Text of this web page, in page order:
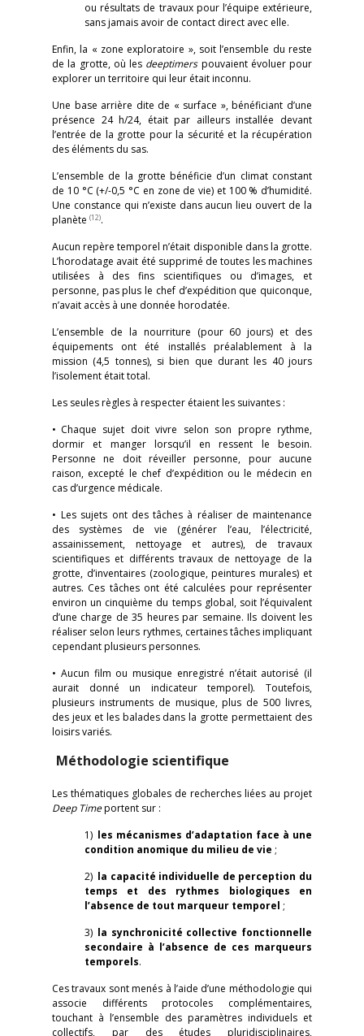
ou résultats de travaux pour l’équipe extérieure,
sans jamais avoir de contact direct avec elle.
Enfin, la « zone exploratoire », soit l’ensemble du reste
de la grotte, où les deeptimerspouvaient évoluer pour
explorer un territoire qui leur était inconnu.
Une base arrière dite de « surface », bénéficiant d’une
présence 24 h/24, était par ailleurs installée devant
l’entrée de la grotte pour la sécurité et la récupération
des éléments du sas.
L’ensemble de la grotte bénéficie d’un climat constant
de 10 °C (+/-0,5 °C en zone de vie) et 100 % d’humidité.
Une constance qui n’existe dans aucun lieu ouvert de la
planète (12).
Aucun repère temporel n’était disponible dans la grotte.
L’horodatage avait été supprimé de toutes les machines
utilisées à des fins scientifiques ou d’images, et
personne, pas plus le chef d’expédition que quiconque,
n’avait accès à une donnée horodatée.
L’ensemble de la nourriture (pour 60 jours) et des
équipements ont été installés préalablement à la
mission (4,5 tonnes), si bien que durant les 40 jours
l’isolement était total.
Les seules règles à respecter étaient les suivantes :
• Chaque sujet doit vivre selon son propre rythme,
dormir et manger lorsqu’il en ressent le besoin.
Personne ne doit réveiller personne, pour aucune
raison, excepté le chef d’expédition ou le médecin en
cas d’urgence médicale.
• Les sujets ont des tâches à réaliser de maintenance
des systèmes de vie (générer l’eau, l’électricité,
assainissement, nettoyage et autres), de travaux
scientifiques et différents travaux de nettoyage de la
grotte, d’inventaires (zoologique, peintures murales) et
autres. Ces tâches ont été calculées pour représenter
environ un cinquième du temps global, soit l’équivalent
d’une charge de 35 heures par semaine. Ils doivent les
réaliser selon leurs rythmes, certaines tâches impliquant
cependant plusieurs personnes.
• Aucun film ou musique enregistré n’était autorisé (il
aurait donné un indicateur temporel). Toutefois,
plusieurs instruments de musique, plus de 500 livres,
des jeux et les balades dans la grotte permettaient des
loisirs variés.
Méthodologie scientifique
Les thématiques globales de recherches liées au projet
Deep Timeportent sur :
1) les mécanismes d’adaptation face à une
condition anomique du milieu de vie ;
2) la capacité individuelle de perception du
temps et des rythmes biologiques en
l’absence de tout marqueur temporel ;
3) la synchronicité collective fonctionnelle
secondaire à l’absence de ces marqueurs
temporels.
Ces travaux sont menés à l’aide d’une méthodologie qui
associe différents protocoles complémentaires,
touchant à l’ensemble des paramètres individuels et
collectifs, par des études pluridisciplinaires,